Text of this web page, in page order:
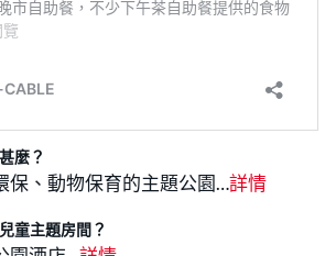
麼？
保、動物保育的主題公園…詳情
童主題房間？